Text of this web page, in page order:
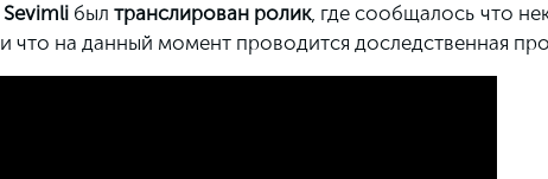
Sevimliбыл транслирован ролик, где сообщалось что
и что на данный момент проводится доследственная